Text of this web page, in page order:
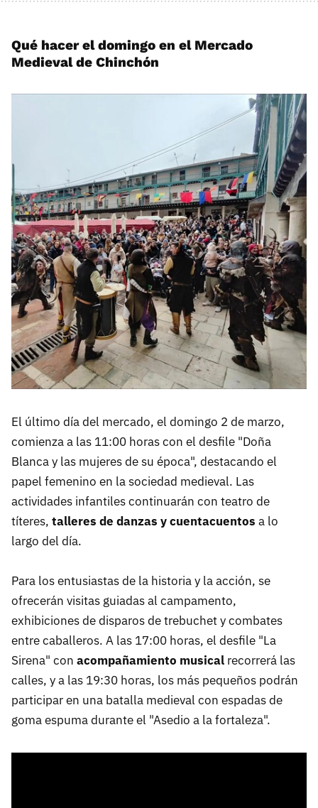
Qué hacer el domingo en el Mercado
Medieval de Chinchón
El último día del mercado, el domingo 2 de marzo,
comienza a las 11:00 horas con el desfile "Doña
Blanca y las mujeres de su época", destacando el
papel femenino en la sociedad medieval. Las
actividades infantiles continuarán con teatro de
títeres, talleres de danzas y cuentacuentos a lo
largo del día.
Para los entusiastas de la historia y la acción, se
ofrecerán visitas guiadas al campamento,
exhibiciones de disparos de trebuchet y combates
entre caballeros. A las 17:00 horas, el desfile "La
Sirena" con acompañamiento musical recorrerá las
calles, y a las 19:30 horas, los más pequeños podrán
participar en una batalla medieval con espadas de
goma espuma durante el "Asedio a la fortaleza".